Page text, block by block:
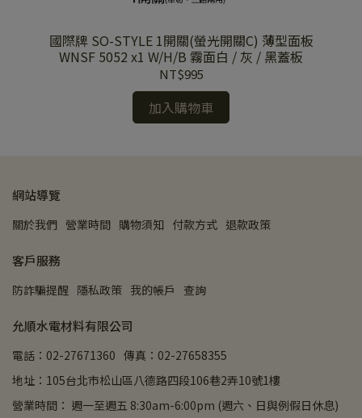
國際牌 SO-STYLE 1開關(螢光開關C) 薄型面板
WNSF 5052 x1 W/H/B 霧面白 / 灰 / 黑蓋板
NT$995
加入購物車
網站導覽
關於我們 營業時間 購物須知 付款方式 退款政策
客戶服務
防詐騙提醒 隱私政策 我的帳戶 查詢
允順水電材料有限公司
電話：02-27671360 傳真：02-27658355
地址：105台北市松山區八德路四段106巷2弄10號1樓
營業時間： 週一至週五 8:30am-6:00pm (週六、日與例假日休息)